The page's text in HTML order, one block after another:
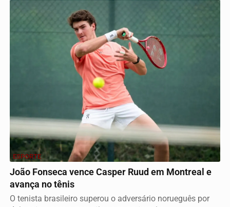
ESPORTE
João Fonseca vence Casper Ruud em Montreal e
avança no tênis
O tenista brasileiro superou o adversário norueguês por